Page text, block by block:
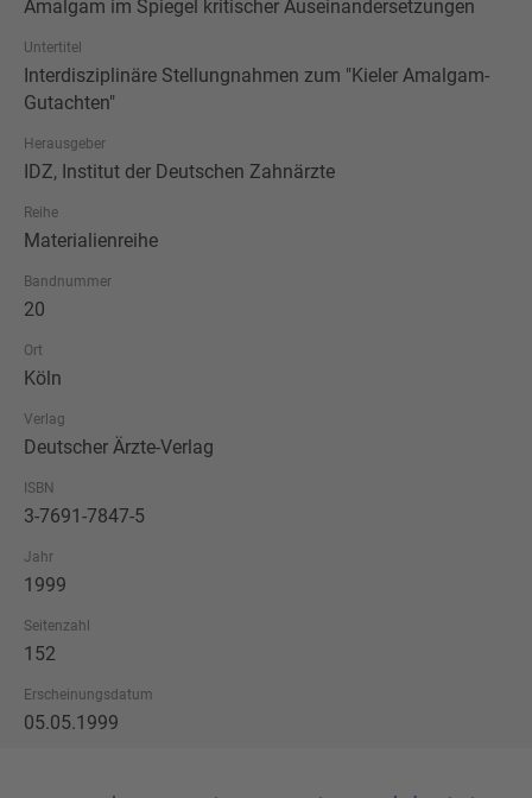
Amalgam im Spiegel kritischer Auseinandersetzungen
Untertitel
Interdisziplinäre Stellungnahmen zum "Kieler Amalgam-
Gutachten"
Herausgeber
IDZ, Institut der Deutschen Zahnärzte
Reihe
Materialienreihe
Bandnummer
20
Ort
Köln
Verlag
Deutscher Ärzte-Verlag
ISBN
3-7691-7847-5
Jahr
1999
Seitenzahl
152
Erscheinungsdatum
05.05.1999